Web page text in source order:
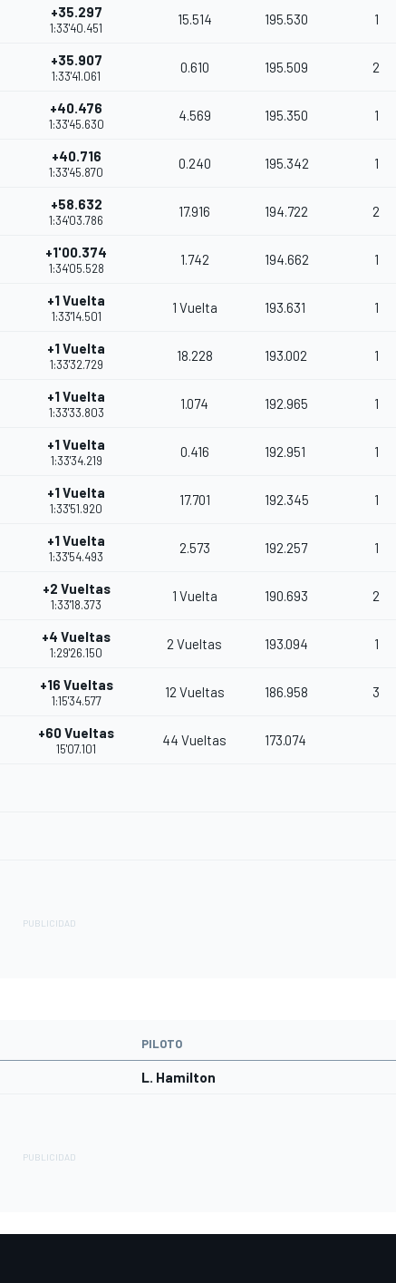
+35.297
1:33'40.451
15.514 195.530 1
+35.907
1:33'41.061
0.610 195.509 2
+40.476
1:33'45.630
4.569 195.350 1
+40.716
1:33'45.870
0.240 195.342 1
+58.632
1:34'03.786
17.916 194.722 2
+1'00.374
1:34'05.528
1.742 194.662 1
+1 Vuelta
1:33'14.501
1 Vuelta 193.631 1
+1 Vuelta
1:33'32.729
18.228 193.002 1
+1 Vuelta
1:33'33.803
1.074 192.965 1
+1 Vuelta
1:33'34.219
0.416 192.951 1
+1 Vuelta
1:33'51.920
17.701 192.345 1
+1 Vuelta
1:33'54.493
2.573 192.257 1
+2 Vueltas
1:33'18.373
1 Vuelta 190.693 2
+4 Vueltas
1:29'26.150
2 Vueltas 193.094 1
+16 Vueltas
1:15'34.577
12 Vueltas 186.958 3
+60 Vueltas
15'07.101
44 Vueltas 173.074
PILOTO
L. Hamilton